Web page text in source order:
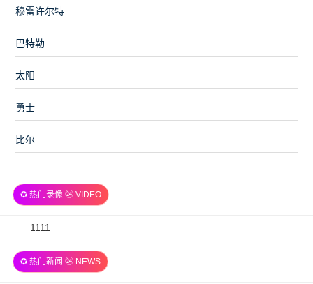
穆雷许尔特
巴特勒
太阳
勇士
比尔
✪ 热门录像 ㉔ VIDEO
2026-
06
1111
✪ 热门新闻 ㉔ NEWS